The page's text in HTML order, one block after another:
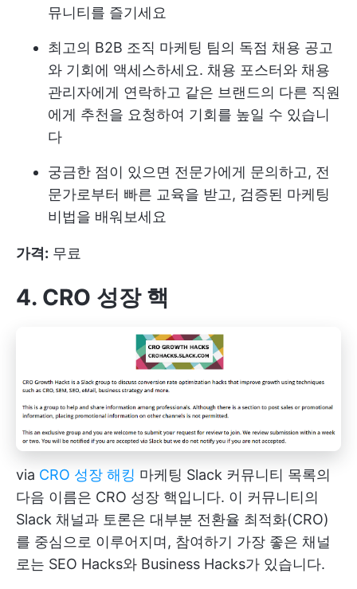
뮤니티를 즐기세요
최고의 B2B 조직 마케팅 팀의 독점 채용 공고
와 기회에 액세스하세요. 채용 포스터와 채용
관리자에게 연락하고 같은 브랜드의 다른 직원
에게 추천을 요청하여 기회를 높일 수 있습니
다
궁금한 점이 있으면 전문가에게 문의하고, 전
문가로부터 빠른 교육을 받고, 검증된 마케팅
비법을 배워보세요
가격: 무료
4. CRO 성장 핵
via CRO 성장 해킹 마케팅 Slack 커뮤니티 목록의
다음 이름은 CRO 성장 핵입니다. 이 커뮤니티의
Slack 채널과 토론은 대부분 전환율 최적화(CRO)
를 중심으로 이루어지며, 참여하기 가장 좋은 채널
로는 SEO Hacks와 Business Hacks가 있습니다.